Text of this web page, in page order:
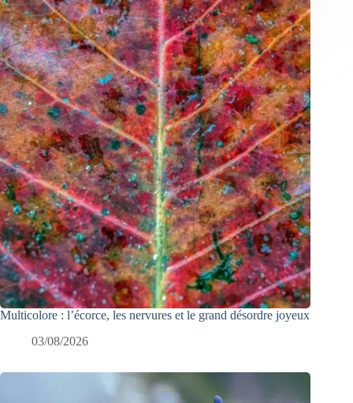
Multicolore : l’écorce, les nervures et le grand désordre joyeux
03/08/2026